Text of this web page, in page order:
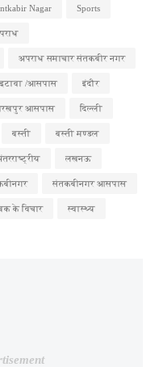
Nagar Sports
अपराध समाचार संतकबीर नगर
इटावा /आसपास इंदौर
आसपास दिल्ली
बस्ती बस्ती मण्डल
लखनऊ
संतकबीनगर आसपास
के विचार स्वास्थ्य